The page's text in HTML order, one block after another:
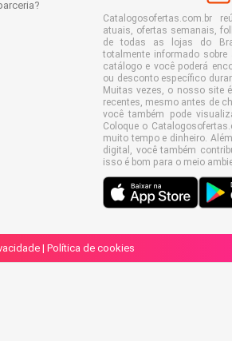
Catalogosofertas.com.br
atuais, ofertas semanais,
de todas as lojas do
totalmente informado
catálogo e você poderá
ou desconto específico
Muitas vezes, o nosso site
recentes, mesmo antes de
você também pode
Coloque o
muito tempo e dinheiro.
digital, você também
isso é bom para o meio
| Política de cookies